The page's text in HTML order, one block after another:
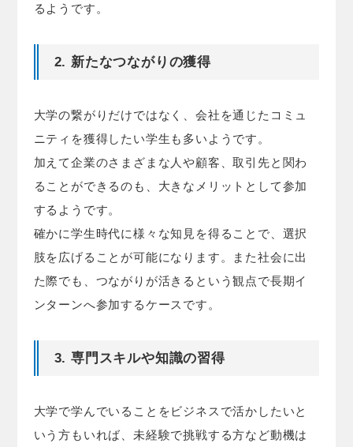
るようです。
2. 新たなつながりの獲得
大学の繋がりだけではなく、会社を通じたコミュ
ニティを獲得したい学生も多いようです。
加えて企業のさまざまな人や顧客、取引先と関わ
ることができるのも、大きなメリットとして参加
するようです。
確かに学生時代に様々な知見を得ることで、選択
肢を広げることが可能になります。また社会に出
た際でも、つながりが活きるという観点で長期イ
ンターンへ参加するケースです。
3. 専門スキルや知識の習得
大学で学んでいることをビジネスで活かしたいと
いう方もいれば、未経験で挑戦する方など動機は